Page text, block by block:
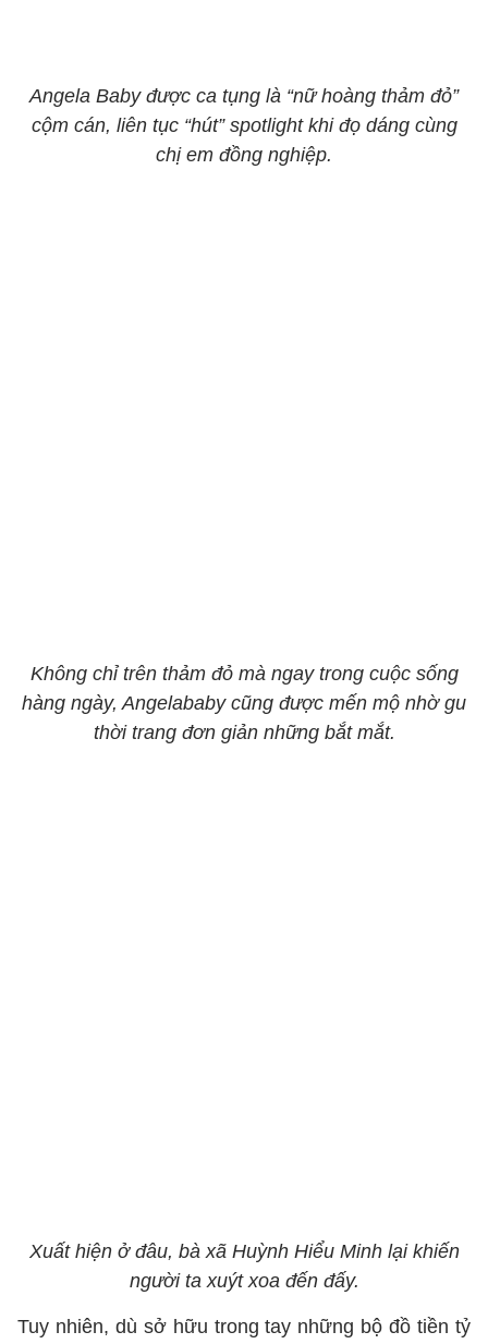
Angela Baby được ca tụng là “nữ hoàng thảm đỏ”
cộm cán, liên tục “hút” spotlight khi đọ dáng cùng
chị em đồng nghiệp.
Không chỉ trên thảm đỏ mà ngay trong cuộc sống
hàng ngày, Angelababy cũng được mến mộ nhờ gu
thời trang đơn giản những bắt mắt.
Xuất hiện ở đâu, bà xã Huỳnh Hiểu Minh lại khiến
người ta xuýt xoa đến đấy.
Tuy nhiên, dù sở hữu trong tay những bộ đồ tiền tỷ